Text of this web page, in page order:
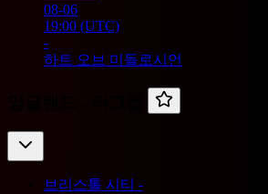
08-06
19:00 (UTC)
-
하트 오브 미들로시언
브리스톨 시티 -